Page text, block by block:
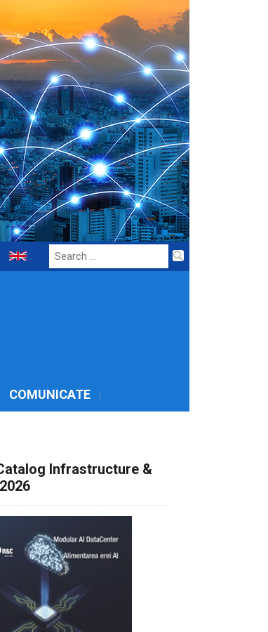
Search
for:
COMUNICATE
Infrastructure &